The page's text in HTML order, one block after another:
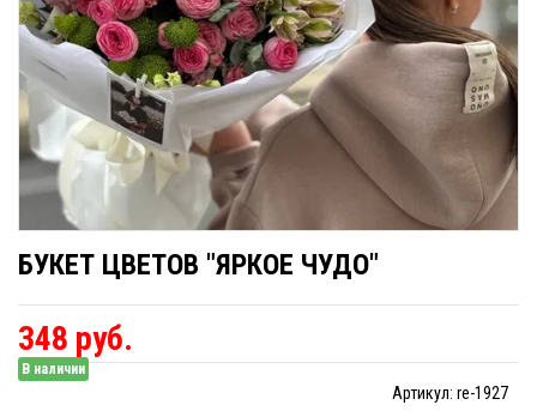
БУКЕТ ЦВЕТОВ "ЯРКОЕ ЧУДО"
348 руб.
В наличии
Артикул: re-1927